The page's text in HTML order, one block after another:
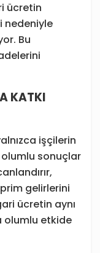
ücretin
nedeniyle
Bu
KATKI
işçilerin
sonuçlar
prim gelirlerini
ücretin aynı
olumlu etkide